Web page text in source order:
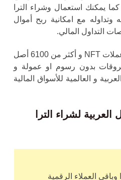
يمكنك استعمال وشراء الترا
مع امكانية ربح أموال
التداول المالي.
عملات NFT و أكثر من 6100 أصل
بدون رسوم او عمولة و
و العالمية للأسواق المالية
لشراء الترا
وباقي العملاء الرقمية